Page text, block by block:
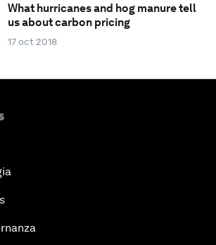
What hurricanes and hog manure tell
us about carbon pricing
17 oct 2018